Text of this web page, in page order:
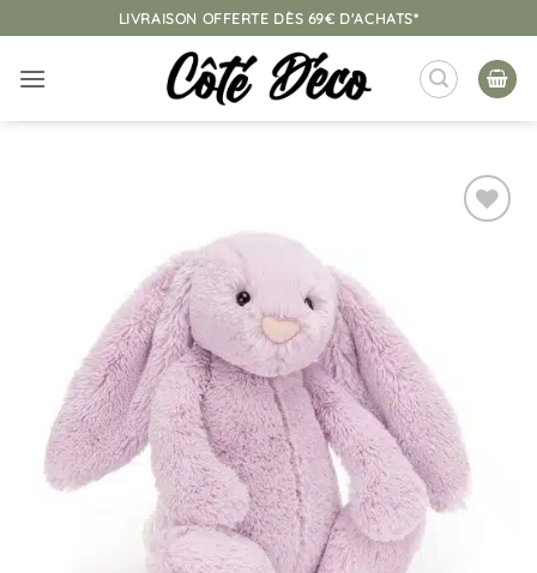
au
contenu
LIVRAISON OFFERTE DÈS 69€ D'ACHATS*